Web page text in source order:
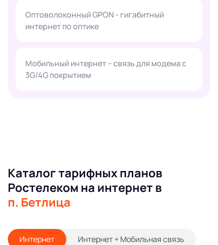
Оптоволоконный GPON - гигабитный
интернет по оптике
Мобильный интернет – связь для модема с
3G/4G покрытием
Каталог тарифных планов
Ростелеком на интернет в
п. Бетлица
Интернет Интернет + Мобильная связь